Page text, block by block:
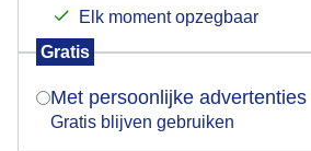
Elk moment opzegbaar
Gratis
Met persoonlijke advertenties
Gratis blijven gebruiken
Is goed, toon de